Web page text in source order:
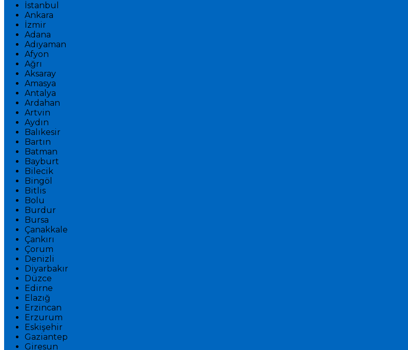
İstanbul
Ankara
İzmir
Adana
Adıyaman
Afyon
Ağrı
Aksaray
Amasya
Antalya
Ardahan
Artvin
Aydın
Balıkesir
Bartın
Batman
Bayburt
Bilecik
Bingöl
Bitlis
Bolu
Burdur
Bursa
Çanakkale
Çankırı
Çorum
Denizli
Diyarbakır
Düzce
Edirne
Elazığ
Erzincan
Erzurum
Eskişehir
Gaziantep
Giresun